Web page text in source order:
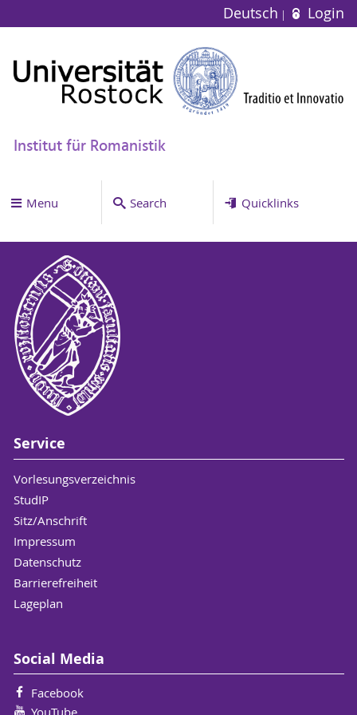
Deutsch Login
Institut für Romanistik
Menu Search Quicklinks
Service
Vorlesungsverzeichnis
StudIP
Sitz/Anschrift
Impressum
Datenschutz
Barrierefreiheit
Lageplan
Social Media
Facebook